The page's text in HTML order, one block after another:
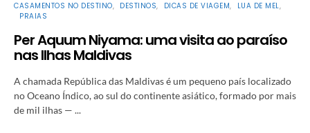
CASAMENTOS NO DESTINO DESTINOS DICAS DE VIAGEM
LUA DE MEL
PRAIAS
Per Aquum Niyama: uma visita ao paraíso
nas Ilhas Maldivas
A chamada República das Maldivas é um pequeno país localizado
no Oceano Índico, ao sul do continente asiático, formado por mais
de mil ilhas — ...